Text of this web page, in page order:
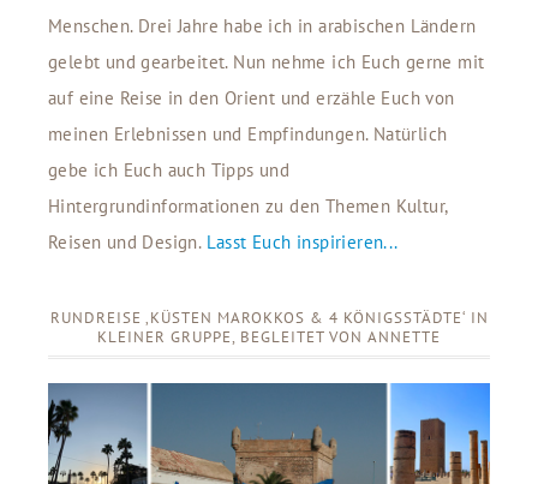
Menschen. Drei Jahre habe ich in arabischen Ländern
gelebt und gearbeitet. Nun nehme ich Euch gerne mit
auf eine Reise in den Orient und erzähle Euch von
meinen Erlebnissen und Empfindungen. Natürlich
gebe ich Euch auch Tipps und
Hintergrundinformationen zu den Themen Kultur,
Reisen und Design. Lasst Euch inspirieren...
RUNDREISE ‚KÜSTEN MAROKKOS & 4 KÖNIGSSTÄDTE‘ IN
KLEINER GRUPPE, BEGLEITET VON ANNETTE